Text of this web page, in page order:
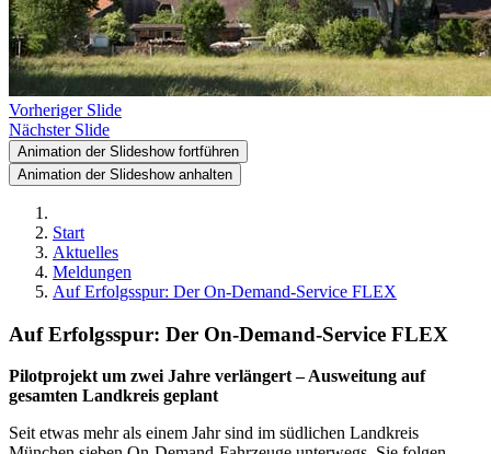
Vorheriger Slide
Nächster Slide
Animation der Slideshow fortführen
Animation der Slideshow anhalten
Start
Aktuelles
Meldungen
Auf Erfolgsspur: Der On-Demand-Service FLEX
Auf Erfolgsspur: Der On-Demand-Service FLEX
Pilotprojekt um zwei Jahre verlängert – Ausweitung auf
gesamten Landkreis geplant
Seit etwas mehr als einem Jahr sind im südlichen Landkreis